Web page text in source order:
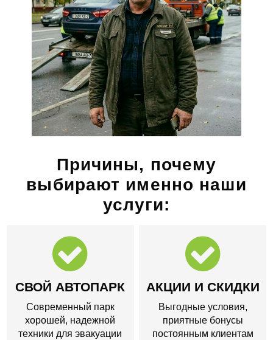
Причины, почему
выбирают именно наши
услуги:
СВОЙ АВТОПАРК
Современный парк
хорошей, надежной
техники для эвакуации
АКЦИИ И СКИДКИ
Выгодные условия,
приятные бонусы
постоянным клиентам